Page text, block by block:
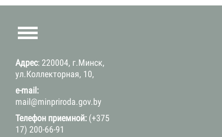
Адрес: 220004, г.Минск,
ул.Коллекторная, 10,
e-mail:
mail@minpriroda.gov.by
Телефон приемной: (+375
17) 200-66-91